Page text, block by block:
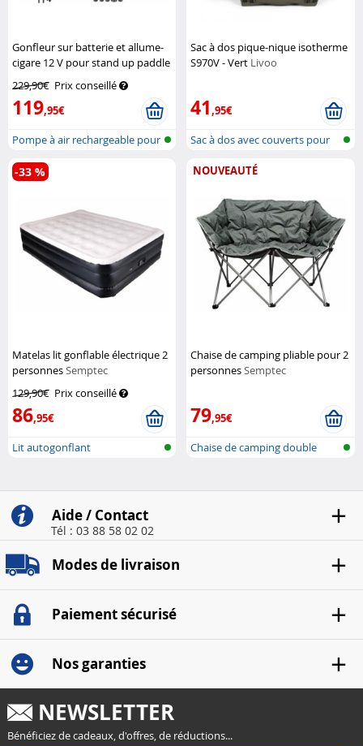
Gonfleur sur batterie et allume-
cigare 12 V pour stand up paddle
229,90€ Prix conseillé
119,95€
Pompe à air rechargeable pour
les p...
Sac à dos pique-nique isotherme
S970V - Vert Livoo
41,95€
Sac à dos avec couverts pour
Matelas lit gonflable électrique 2
personnesSemptec
129,90€ Prix conseillé
86,95€
-33 %
Lit autogonflant
NOUVEAUTÉ
Chaise de camping pliable pour 2
personnesSemptec
79,95€
Chaise de camping double
Aide / Contact
Tél : 03 88 58 02 02
Modes de livraison
Paiement sécurisé
Nos garanties
NEWSLETTER
Bénéficiez de cadeaux, d'offres, de réductions...